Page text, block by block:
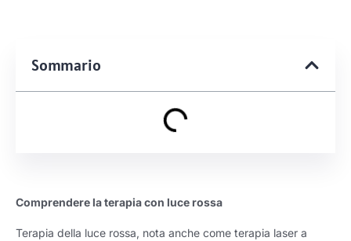
Sommario
Comprendere la terapia con luce rossa
Terapia della luce rossa, nota anche come terapia laser a